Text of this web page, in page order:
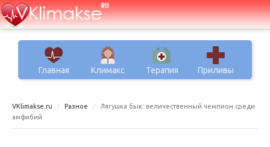
Главная Климакс Терапия Приливы
VKlimakse.ru Разное
Лягушка бык: величественный чемпион среди
амфибий